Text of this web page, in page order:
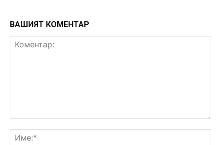
ВАШИЯТ КОМЕНТАР